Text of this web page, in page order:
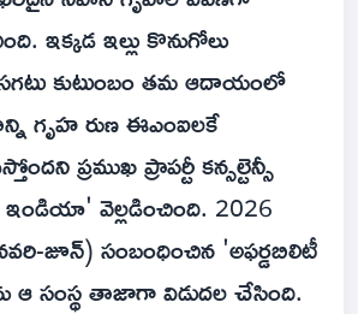
ఇక్కడ ఇల్లు కొనుగోలు
కుటుంబం తమ ఆదాయంలో
గృహ రుణ ఈఎంఐలకే
ప్రముఖ ప్రాపర్టీ కన్సల్టెన్సీ
ఇండియా' వెల్లడించింది. 2026
జూన్) సంబంధించిన 'అఫర్డబిలిటీ
ఆ సంస్థ తాజాగా విడుదల చేసింది.